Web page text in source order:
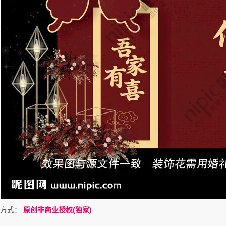
方式： 原创非商业授权(独家)